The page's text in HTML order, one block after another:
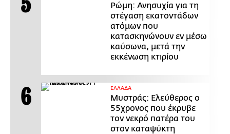
Ρώμη: Ανησυχία για τη
στέγαση εκατοντάδων
ατόμων που
κατασκηνώνουν εν μέσω
καύσωνα, μετά την
εκκένωση κτιρίου
ΕΛΛΑΔΑ
Μυστράς: Ελεύθερος ο
55χρονος που έκρυβε
τον νεκρό πατέρα του
στον καταψύκτη